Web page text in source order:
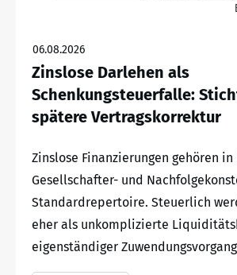
06.08.2026
Zinslose Darlehen als
Schenkungsteuerfalle:
spätere Vertragskorrektur
Zinslose Finanzierungen gehören in
Gesellschafter- und
Standardrepertoire. Steuerlich
eher als unkomplizierte
eigenständiger